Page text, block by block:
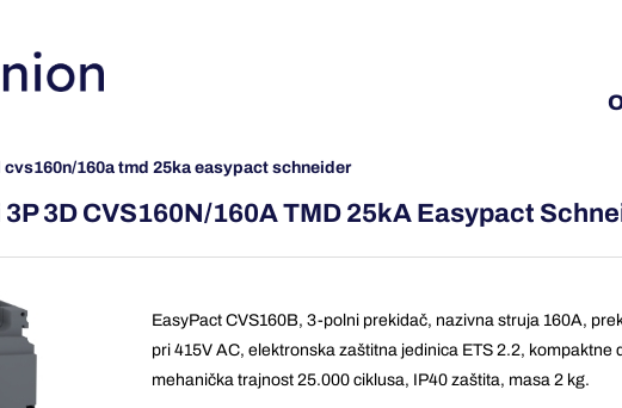
cvs160n/160a tmd 25ka easypact schneider
3D CVS160N/160A TMD 25kA Easypact
EasyPact CVS160B, 3-polni prekidač, nazivna struja 160A,
pri 415V AC, elektronska zaštitna jedinica ETS 2.2, kompaktne
mehanička trajnost 25.000 ciklusa, IP40 zaštita, masa 2 kg.